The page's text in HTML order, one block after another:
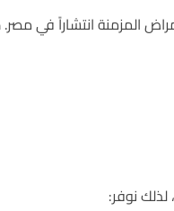
المزمنة انتشاراً في مصر.
نوفر: